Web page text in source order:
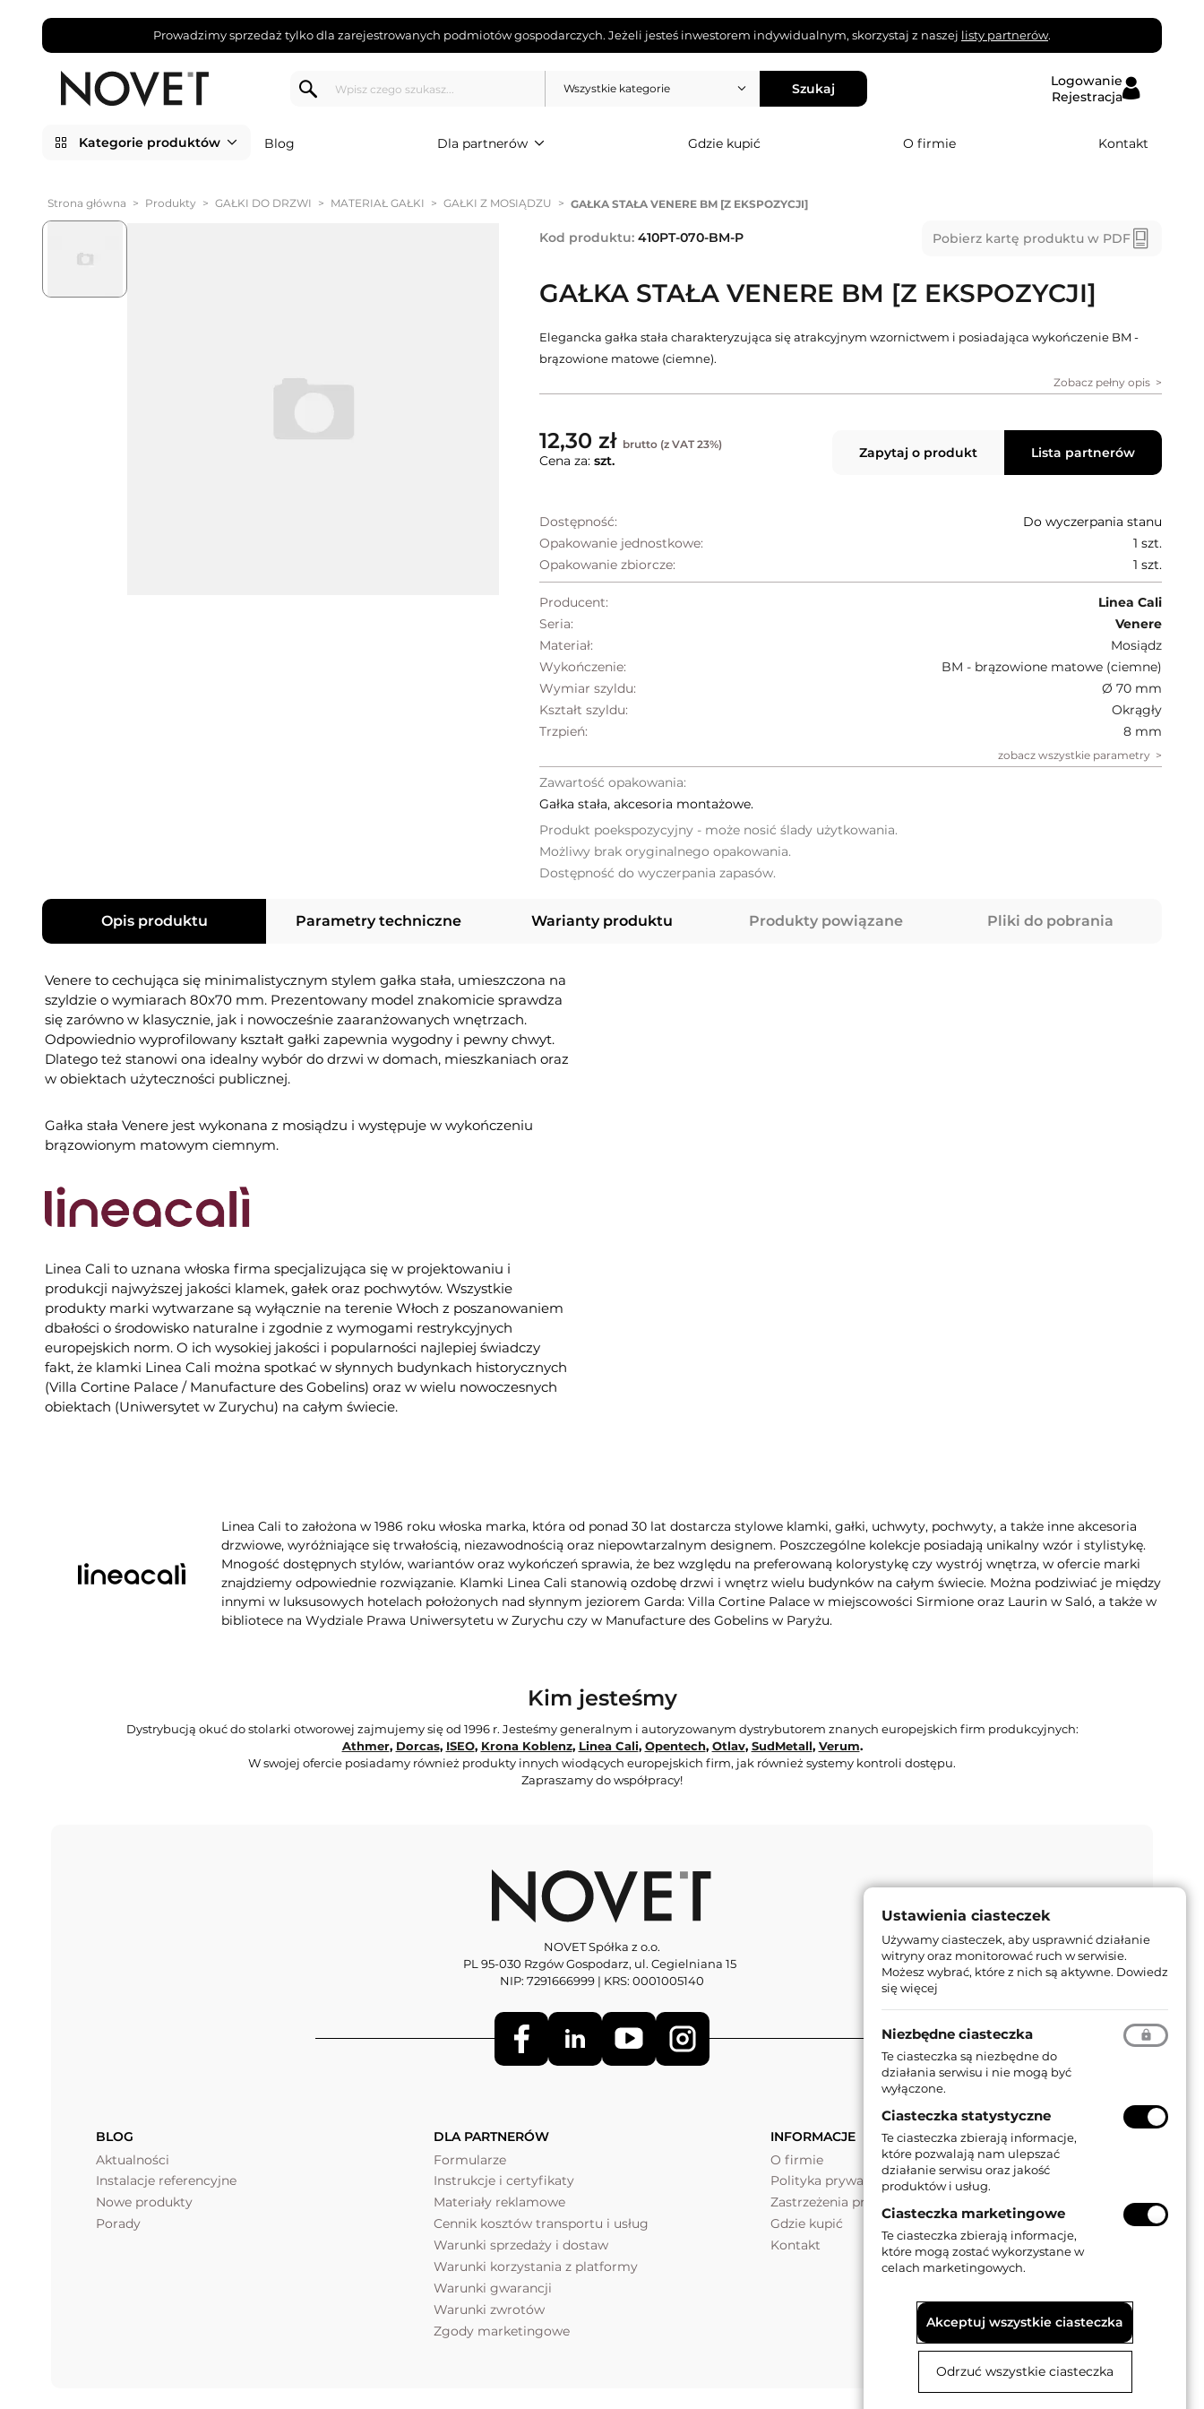
Prowadzimy sprzedaż tylko dla zarejestrowanych podmiotów gospodarczych. Jeżeli jesteś inwestorem indywidualnym, skorzystaj z naszej listy partnerów.
Wszystkie kategorie Szukaj
Logowanie
Rejestracja
Kategorie produktów Blog Dla partnerów Gdzie kupić O firmie Kontakt
Strona główna > Produkty > GAŁKI DO DRZWI > MATERIAŁ GAŁKI > GAŁKI Z MOSIĄDZU > GAŁKA STAŁA VENERE BM [Z EKSPOZYCJI]
Kod produktu: 410PT-070-BM-P Pobierz kartę produktu w PDF
GAŁKA STAŁA VENERE BM [Z EKSPOZYCJI]
Elegancka gałka stała charakteryzująca się atrakcyjnym wzornictwem i posiadająca wykończenie BM -
brązowione matowe (ciemne).
Zobacz pełny opis
12,30 zł brutto (z VAT 23%)
Cena za: szt. Zapytaj o produkt Lista partnerów
Dostępność:
Do wyczerpania stanu
Opakowanie jednostkowe:
1 szt.
Opakowanie zbiorcze:
1 szt.
Producent:
Linea Cali
Seria:
Venere
Materiał:
Mosiądz
Wykończenie:
BM - brązowione matowe (ciemne)
Wymiar szyldu:
Ø 70 mm
Kształt szyldu:
Okrągły
Trzpień:
8 mm
zobacz wszystkie parametry
Zawartość opakowania:
Gałka stała, akcesoria montażowe.
Produkt poekspozycyjny - może nosić ślady użytkowania.
Możliwy brak oryginalnego opakowania.
Dostępność do wyczerpania zapasów.
Opis produktu Parametry techniczne Warianty produktu Produkty powiązane Pliki do pobrania
Venere to cechująca się minimalistycznym stylem gałka stała, umieszczona na
szyldzie o wymiarach 80x70 mm. Prezentowany model znakomicie sprawdza
się zarówno w klasycznie, jak i nowocześnie zaaranżowanych wnętrzach.
Odpowiednio wyprofilowany kształt gałki zapewnia wygodny i pewny chwyt.
Dlatego też stanowi ona idealny wybór do drzwi w domach, mieszkaniach oraz
w obiektach użyteczności publicznej.
Gałka stała Venere jest wykonana z mosiądzu i występuje w wykończeniu
brązowionym matowym ciemnym.
Linea Cali to uznana włoska firma specjalizująca się w projektowaniu i
produkcji najwyższej jakości klamek, gałek oraz pochwytów. Wszystkie
produkty marki wytwarzane są wyłącznie na terenie Włoch z poszanowaniem
dbałości o środowisko naturalne i zgodnie z wymogami restrykcyjnych
europejskich norm. O ich wysokiej jakości i popularności najlepiej świadczy
fakt, że klamki Linea Cali można spotkać w słynnych budynkach historycznych
(Villa Cortine Palace / Manufacture des Gobelins) oraz w wielu nowoczesnych
obiektach (Uniwersytet w Zurychu) na całym świecie.
Linea Cali to założona w 1986 roku włoska marka, która od ponad 30 lat dostarcza stylowe klamki, gałki, uchwyty, pochwyty, a także inne akcesoria
drzwiowe, wyróżniające się trwałością, niezawodnością oraz niepowtarzalnym designem. Poszczególne kolekcje posiadają unikalny wzór i stylistykę.
Mnogość dostępnych stylów, wariantów oraz wykończeń sprawia, że bez względu na preferowaną kolorystykę czy wystrój wnętrza, w ofercie marki
znajdziemy odpowiednie rozwiązanie. Klamki Linea Cali stanowią ozdobę drzwi i wnętrz wielu budynków na całym świecie. Można podziwiać je między
innymi w luksusowych hotelach położonych nad słynnym jeziorem Garda: Villa Cortine Palace w miejscowości Sirmione oraz Laurin w Saló, a także w
bibliotece na Wydziale Prawa Uniwersytetu w Zurychu czy w Manufacture des Gobelins w Paryżu.
Kim jesteśmy
Dystrybucją okuć do stolarki otworowej zajmujemy się od 1996 r. Jesteśmy generalnym i autoryzowanym dystrybutorem znanych europejskich firm produkcyjnych:
Athmer, Dorcas, ISEO, Krona Koblenz, Linea Cali, Opentech, Otlav, SudMetall, Verum.
W swojej ofercie posiadamy również produkty innych wiodących europejskich firm, jak również systemy kontroli dostępu.
Zapraszamy do współpracy!
NOVET Spółka z o.o.
PL 95-030 Rzgów Gospodarz, ul. Cegielniana 15
NIP: 7291666999 | KRS: 0001005140
BLOG
Aktualności
Instalacje referencyjne
Nowe produkty
Porady
DLA PARTNERÓW
Formularze
Instrukcje i certyfikaty
Materiały reklamowe
Cennik kosztów transportu i usług
Warunki sprzedaży i dostaw
Warunki korzystania z platformy
Warunki gwarancji
Warunki zwrotów
Zgody marketingowe
INFORMACJE
O firmie
Polityka prywatności
Zastrzeżenia prawne
Gdzie kupić
Kontakt
Ustawienia ciasteczek
Używamy ciasteczek, aby usprawnić działanie
witryny oraz monitorować ruch w serwisie.
Możesz wybrać, które z nich są aktywne. Dowiedz
się więcej
Niezbędne ciasteczka
Te ciasteczka są niezbędne do
działania serwisu i nie mogą być
wyłączone.
Ciasteczka statystyczne
Te ciasteczka zbierają informacje,
które pozwalają nam ulepszać
działanie serwisu oraz jakość
produktów i usług.
Ciasteczka marketingowe
Te ciasteczka zbierają informacje,
które mogą zostać wykorzystane w
celach marketingowych.
Akceptuj wszystkie ciasteczka
Odrzuć wszystkie ciasteczka